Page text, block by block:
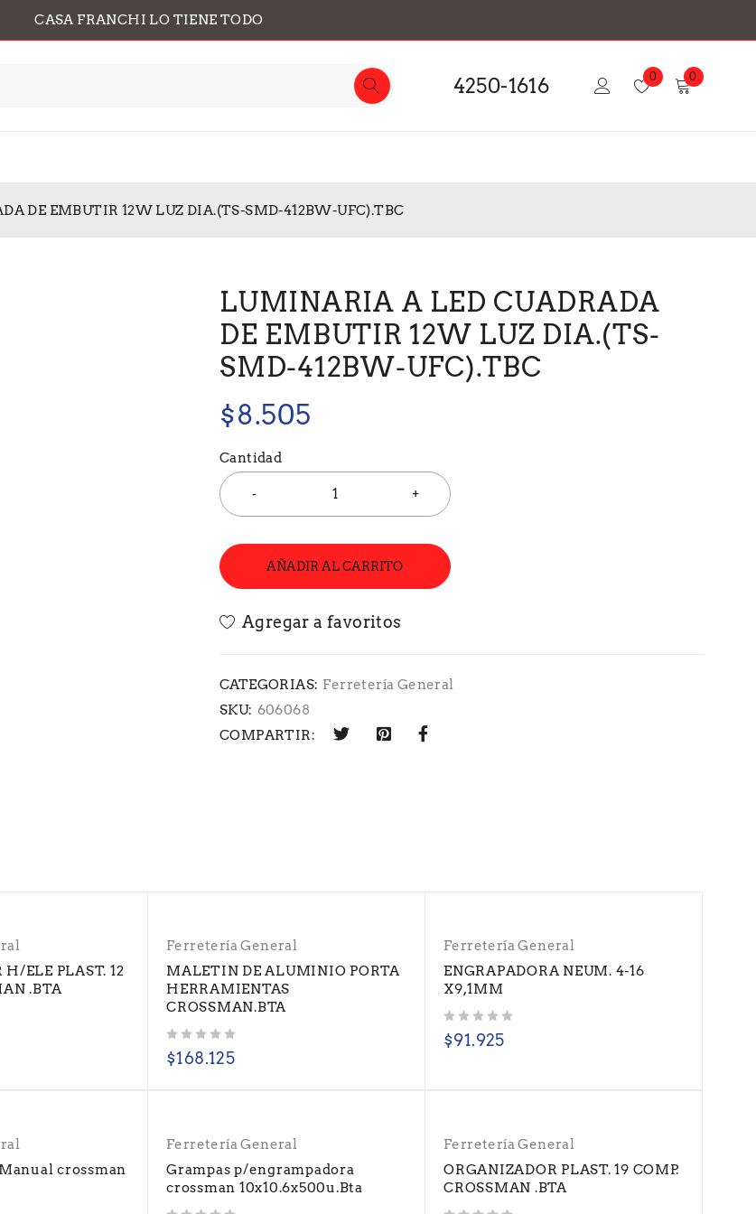
CASA FRANCHI LO TIENE TODO
4250-1616 0 0
DE EMBUTIR 12W LUZ DIA.(TS-SMD-412BW-UFC).TBC
LUMINARIA A LED CUADRADA
DE EMBUTIR 12W LUZ DIA.(TS-
SMD-412BW-UFC).TBC
$8.505
Cantidad
AÑADIR AL CARRITO
CATEGORIAS: Ferretería General
SKU: 606068
COMPARTIR:
ELE PLAST. 12
.BTA
Ferretería General
MALETIN DE ALUMINIO PORTA
HERRAMIENTAS
CROSSMAN.BTA
$168.125
Ferretería General
ENGRAPADORA NEUM. 4-16
X9,1MM
$91.925
crossman
Ferretería General
Grampas p/engrampadora
crossman 10x10.6x500u.Bta
Ferretería General
ORGANIZADOR PLAST. 19 COMP.
CROSSMAN .BTA